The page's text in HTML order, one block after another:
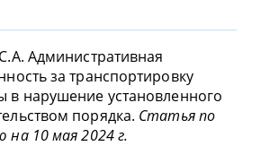
Административная
за транспортировку
в нарушение установленного
порядка. Статья по
на 10 мая 2024 г.